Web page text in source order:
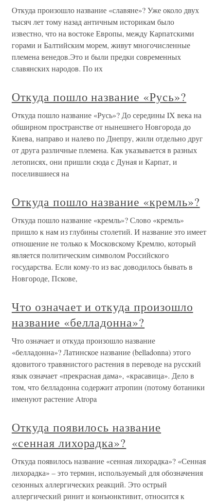
Откуда произошло название «славяне»? Уже около двух
тысяч лет тому назад античным историкам было
известно, что на востоке Европы, между Карпатскими
горами и Балтийским морем, живут многочисленные
племена венедов.Это и были предки современных
славянских народов. По их
Откуда пошло название «Русь»?
Откуда пошло название «Русь»? До середины IX века на
обширном пространстве от нынешнего Новгорода до
Киева, направо и налево по Днепру, жили отдельно друг
от друга различные племена. Как указывается в разных
летописях, они пришли сюда с Дуная и Карпат, и
поселившиеся на
Откуда пошло название «кремль»?
Откуда пошло название «кремль»? Слово «кремль»
пришло к нам из глубины столетий. И название это имеет
отношение не только к Московскому Кремлю, который
является политическим символом Российского
государства. Если кому-то из вас доводилось бывать в
Новгороде, Пскове,
Что означает и откуда произошло
название «белладонна»?
Что означает и откуда произошло название
«белладонна»? Латинское название (belladonna) этого
ядовитого травянистого растения в переводе на русский
язык означает «прекрасная дама», «красавица». Дело в
том, что белладонна содержит атропин (потому ботаники
именуют растение Atropa
Откуда появилось название
«сенная лихорадка»?
Откуда появилось название «сенная лихорадка»? «Сенная
лихорадка» – это термин, используемый для обозначения
сезонных аллергических реакций. Это острый
аллергический ринит и конъюнктивит, относится к